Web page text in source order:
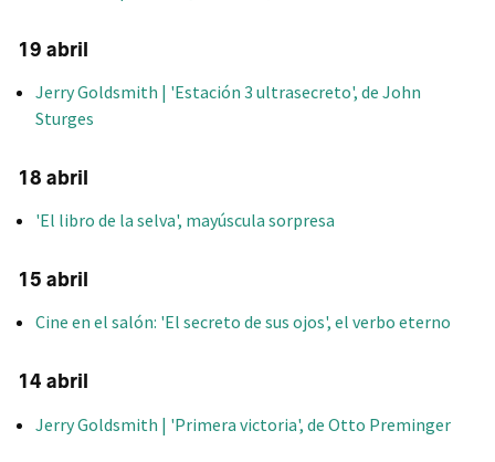
19 abril
Jerry Goldsmith | 'Estación 3 ultrasecreto', de John
Sturges
18 abril
'El libro de la selva', mayúscula sorpresa
15 abril
Cine en el salón: 'El secreto de sus ojos', el verbo eterno
14 abril
Jerry Goldsmith | 'Primera victoria', de Otto Preminger